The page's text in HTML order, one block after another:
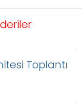
Toplantı